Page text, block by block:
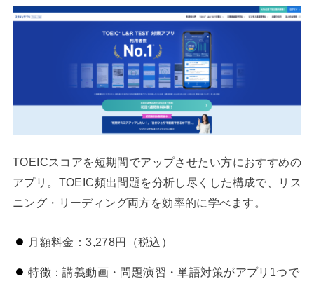
TOEICスコアを短期間でアップさせたい方におすすめの
アプリ。TOEIC頻出問題を分析し尽くした構成で、リス
ニング・リーディング両方を効率的に学べます。
月額料金：3,278円（税込）
特徴：講義動画・問題演習・単語対策がアプリ1つで